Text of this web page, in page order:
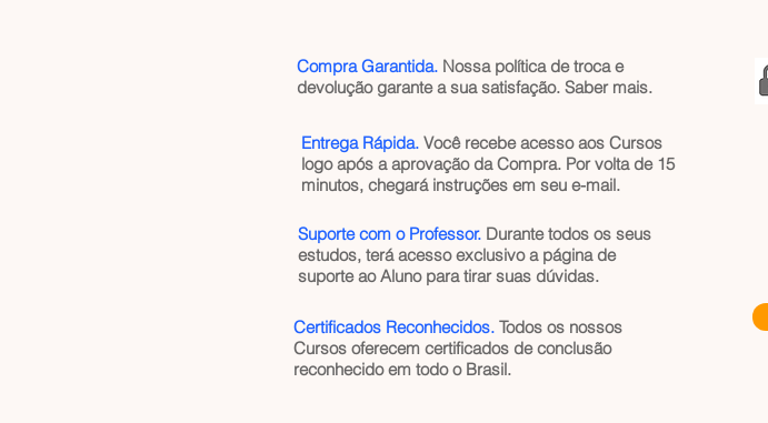
Compra Garantida. Nossa política de troca e
devolução garante a sua satisfação. Saber mais.
Entrega Rápida. Você recebe acesso aos Cursos
logo após a aprovação da Compra. Por volta de 15
minutos, chegará instruções em seu e-mail.
Suporte com o Professor. Durante todos os seus
estudos, terá acesso exclusivo a página de
suporte ao Aluno para tirar suas dúvidas.
Certificados Reconhecidos. Todos os nossos
Cursos oferecem certificados de conclusão
reconhecido em todo o Brasil.